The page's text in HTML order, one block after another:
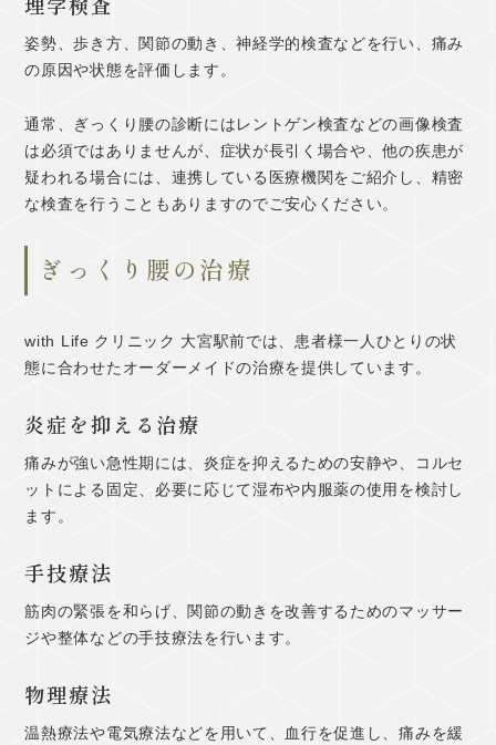
姿勢、歩き方、関節の動き、神経学的検査などを行い、痛み
の原因や状態を評価します。
通常、ぎっくり腰の診断にはレントゲン検査などの画像検査
は必須ではありませんが、症状が長引く場合や、他の疾患が
疑われる場合には、連携している医療機関をご紹介し、精密
な検査を行うこともありますのでご安心ください。
ぎっくり腰の治療
with Life クリニック 大宮駅前では、患者様一人ひとりの状
態に合わせたオーダーメイドの治療を提供しています。
炎症を抑える治療
痛みが強い急性期には、炎症を抑えるための安静や、コルセ
ットによる固定、必要に応じて湿布や内服薬の使用を検討し
ます。
手技療法
筋肉の緊張を和らげ、関節の動きを改善するためのマッサー
ジや整体などの手技療法を行います。
物理療法
温熱療法や電気療法などを用いて、血行を促進し、痛みを緩